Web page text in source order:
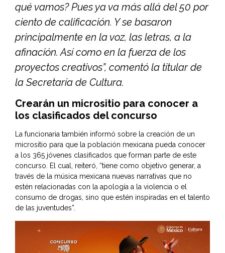
qué vamos? Pues ya va más allá del 50 por
ciento de calificación. Y se basaron
principalmente en la voz, las letras, a la
afinación. Así como en la fuerza de los
proyectos creativos”, comentó la titular de
la Secretaría de Cultura.
Crearán un micrositio para conocer a
los clasificados del concurso
La funcionaria también informó sobre la creación de un
micrositio para que la población mexicana pueda conocer
a los 365 jóvenes clasificados que forman parte de este
concurso. El cual, reiteró, “tiene como objetivo generar, a
través de la música mexicana nuevas narrativas que no
estén relacionadas con la apología a la violencia o el
consumo de drogas, sino que estén inspiradas en el talento
de las juventudes”.